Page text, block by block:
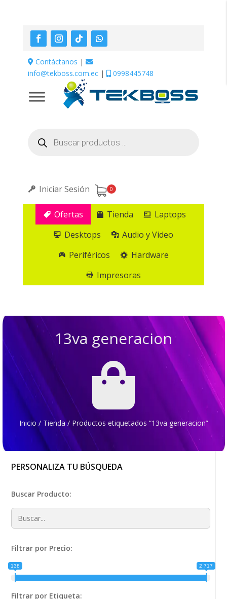
Contáctanos |
info@tekboss.com.ec | 0998445748
productos
Iniciar Sesión 0
Ofertas Tienda
Laptops
Desktops
Audio y Video
Periféricos
Hardware
Impresoras
13va generacion

Inicio/ Tienda/ Productos etiquetados “13va generacion”
PERSONALIZA TU BÚSQUEDA
Buscar Producto:
Filtrar por Precio:
138 2 717
Filtrar por Etiqueta: